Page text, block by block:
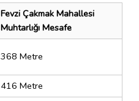
Fevzi Çakmak Mahallesi
Muhtarlığı Mesafe
368 Metre
416 Metre